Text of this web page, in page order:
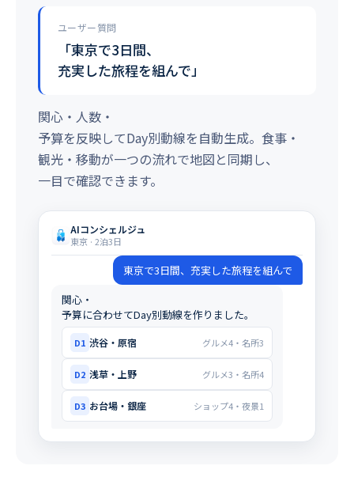
ユーザー質問
「東京で3日間、
充実した旅程を組んで」
関心・人数・
予算を反映してDay別動線を自動生成。食事・
観光・移動が一つの流れで地図と同期し、
一目で確認できます。
AIコンシェルジュ
東京 · 2泊3日
東京で3日間、充実した旅程を組んで
関心・
予算に合わせてDay別動線を作りました。
D1 渋谷・原宿 グルメ4・名所3
D2 浅草・上野 グルメ3・名所4
D3 お台場・銀座 ショップ4・夜景1